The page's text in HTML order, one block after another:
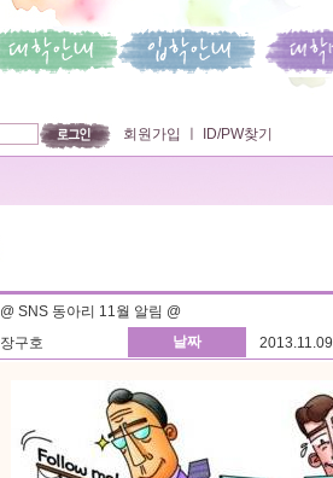
회원가입 ID/PW찾기
@ SNS 동아리 11월 알림 @
장구호 날짜 2013.11.09